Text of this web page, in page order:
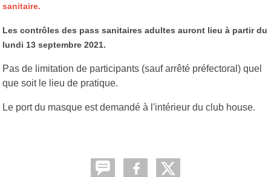
sanitaire.
Les contrôles des pass sanitaires adultes auront lieu à partir du
lundi 13 septembre 2021.
Pas de limitation de participants (sauf arrêté préfectoral) quel
que soit le lieu de pratique.
Le port du masque est demandé à l'intérieur du club house.